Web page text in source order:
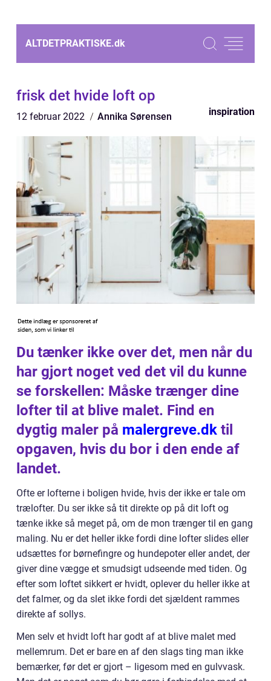
ALTDETPRAKTISKE.dk
frisk det hvide loft op
12 februar 2022 Annika Sørensen inspiration
Du tænker ikke over det, men når du
har gjort noget ved det vil du kunne
se forskellen: Måske trænger dine
lofter til at blive malet. Find en
dygtig maler på malergreve.dk til
opgaven, hvis du bor i den ende af
landet.
Ofte er lofterne i boligen hvide, hvis der ikke er tale om
trælofter. Du ser ikke så tit direkte op på dit loft og
tænke ikke så meget på, om de mon trænger til en gang
maling. Nu er det heller ikke fordi dine lofter slides eller
udsættes for børnefingre og hundepoter eller andet, der
giver dine vægge et smudsigt udseende med tiden. Og
efter som loftet sikkert er hvidt, oplever du heller ikke at
det falmer, og da slet ikke fordi det sjældent rammes
direkte af sollys.
Men selv et hvidt loft har godt af at blive malet med
mellemrum. Det er bare en af den slags ting man ikke
bemærker, før det er gjort – ligesom med en gulvvask.